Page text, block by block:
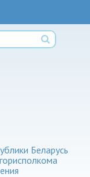
Беларусь